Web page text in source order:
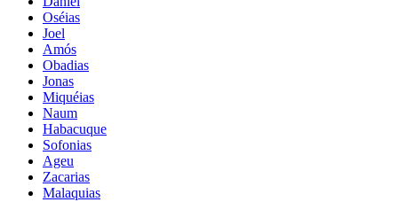
Oséias
Joel
Amós
Obadias
Jonas
Miquéias
Naum
Habacuque
Sofonias
Ageu
Zacarias
Malaquias